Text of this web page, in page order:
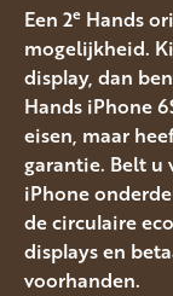
Een 2e Hands
mogelijkheid.
display, dan
Hands iPhone
eisen, maar
garantie. Belt u
iPhone
de circulaire
displays en
voorhanden.